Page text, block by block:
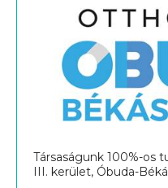
Társaságunk 100%-os
III. kerület, Óbuda-